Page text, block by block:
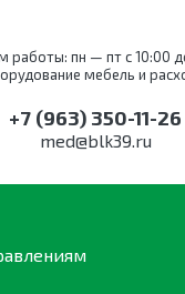
работы: пн — пт с 10:00
мебель и
+7 (963) 350-11-26
med@blk39.ru